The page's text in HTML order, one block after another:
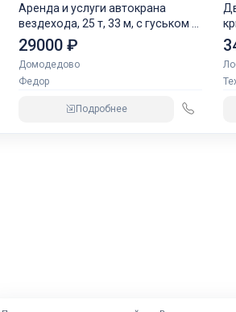
Аренда и услуги автокрана
вездехода, 25 т, 33 м, с гуськом 7
м
29000 ₽
Домодедово
Федор
Подробнее